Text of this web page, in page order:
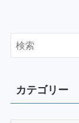
カテゴリー